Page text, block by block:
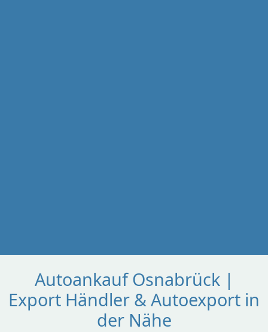
Autoankauf Osnabrück |
Export Händler & Autoexport in
der Nähe